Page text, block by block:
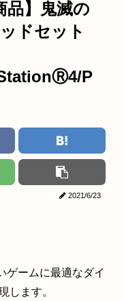
品】鬼滅の
ドセット
P
2021/6/23
ゲームに最適なダイ
します。